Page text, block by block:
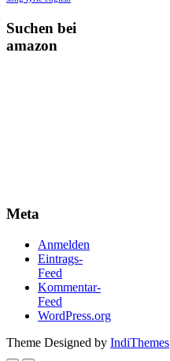
Suchen bei
amazon
Meta
Anmelden
Eintrags-
Feed
Kommentar-
Feed
WordPress.org
Theme Designed by IndiThemes